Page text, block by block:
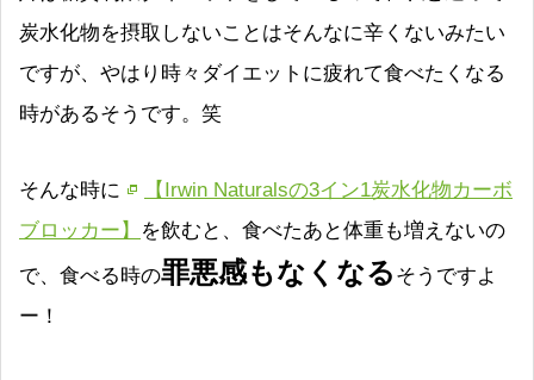
炭水化物を摂取しないことはそんなに辛くないみたい
ですが、やはり時々ダイエットに疲れて食べたくなる
時があるそうです。笑
そんな時に
【Irwin Naturalsの3イン1炭水化物カーボ
ブロッカー】
を飲むと、食べたあと体重も増えないの
で、食べる時の罪悪感もなくなる そうですよ
ー！